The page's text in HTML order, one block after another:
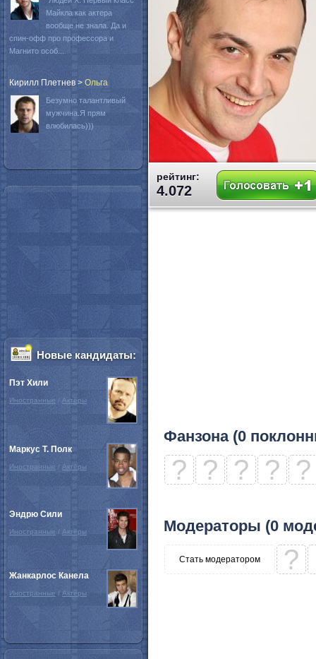
рейтинг:
4.072
Фанзона (0
? ? ? ? ?
Модераторы (0
Стать модератором ?
Майкла как актера
вообще не знала. Да и
спин-офф про профессора и
Магнито особ...
Кирилл Плетнев > Oльга
Безумно талантливый
мужчина.Я прям
влюбилась)))
Новые кандидаты:
Пэт Хили
Иностранные / Актёры
Маркус Т. Полк
Иностранные / Актёры
Эндрю Сили
Иностранные / Актёры
Жанкарлос Канела
Иностранные / Актёры